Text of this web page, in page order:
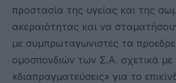
προστασία της υγείας και της
ακεραιότητας και να
με συμπρωταγωνιστές τα
ομοσπονδιών των Σ.Α. σχετικά με
«διαπραγματεύσεις» για το